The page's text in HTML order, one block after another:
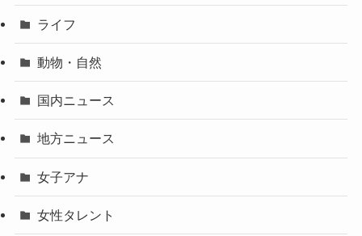
ライフ
動物・自然
国内ニュース
地方ニュース
女子アナ
女性タレント